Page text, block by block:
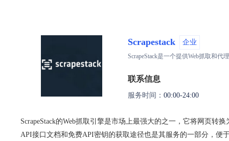
Scrapestack 企业
ScrapeStack是一个提供Web抓取和
联系信息
服务时间： 00:00-24:00
ScrapeStack的Web抓取引擎是市场上最强大的之一，它将网页转
API接口文档和免费API密钥的获取途径也是其服务的一部分，便